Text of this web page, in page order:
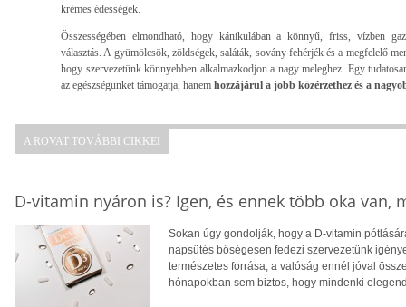
krémes édességek.
Összességében elmondható, hogy kánikulában a könnyű, friss, vízben
választás. A gyümölcsök, zöldségek, saláták, sovány fehérjék és a megfelelő
hogy szervezetünk könnyebben alkalmazkodjon a nagy meleghez. Egy
az egészségünket támogatja, hanem hozzájárul a jobb közérzethez és a
A ROVAT TOVÁBBI CIKKEI
D-vitamin nyáron is? Igen, és ennek több oka van,
Sokan úgy gondolják, hogy a D-vitamin
napsütés bőségesen fedezi szervezetünk
természetes forrása, a valóság ennél jóval
hónapokban sem biztos, hogy mindenki